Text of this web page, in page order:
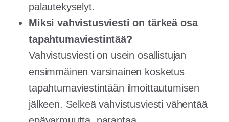
palautekyselyt.
Miksi vahvistusviesti on tärkeä osa
tapahtumaviestintää?
Vahvistusviesti on usein osallistujan
ensimmäinen varsinainen kosketus
tapahtumaviestintään ilmoittautumisen
jälkeen. Selkeä vahvistusviesti vähentää